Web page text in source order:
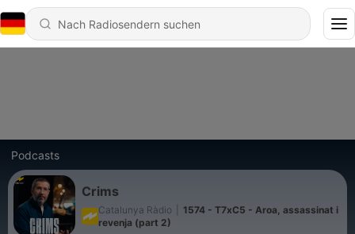
Podcasts
Crims
Catalunya Ràdio
1574 - T7xC5 - Aroa, assassinat i
revenja (part 2)